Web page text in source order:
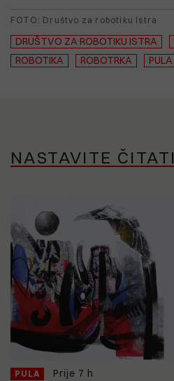
FOTO: Društvo za robotiku Istra
DRUŠTVO ZA ROBOTIKU ISTRA
ROBOTIKA
ROBOTRKA PULA
NASTAVITE ČITATI
PULA Prije 7 h